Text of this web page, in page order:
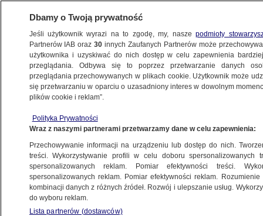
POLSKA
Dotarliśmy do listu prezesa NIK
19.05.2021, 11:13
Udostępnij
Dbamy o Twoją prywatność
Jeśli użytkownik wyrazi na to zgodę, my, naszepodmioty
Partnerów IAB oraz30 innych Zaufanych Partnerów może
użytkownika i uzyskiwać do nich dostęp w celu zapewnienia
przeglądania. Odbywa się to poprzez przetwarzanie danych
przeglądania przechowywanych w plikach cookie. Użytkownik może
się przetwarzaniu w oparciu o uzasadniony interes w dowolnym
plików cookie i reklam”.
Polityka Prywatności
Wraz z naszymi partnerami przetwarzamy dane w celu zapewnienia:
Przechowywanie informacji na urządzeniu lub dostęp do nich.
treści. Wykorzystywanie profili w celu doboru spersonalizowanych
spersonalizowanych reklam. Pomiar efektywności treści.
spersonalizowanych reklam. Pomiar efektywności reklam.
kombinacji danych z różnych źródeł. Rozwój i ulepszanie usług.
do wyboru reklam.
Lista partnerów (dostawców)